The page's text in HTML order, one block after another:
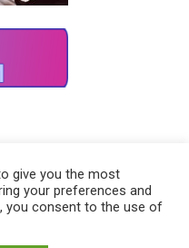
Универзитет ,,Св. Кирил и
give you the most
your preferences and
you consent to the use of